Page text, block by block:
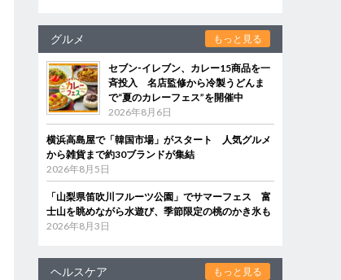
グルメ もっと見る
セブン‐イレブン、カレー15商品を一
斉投入 名店監修から冷製うどんま
で“夏のカレーフェス”を開催中
2026年8月6日
横浜高島屋で「韓国市場」がスタート 人気グルメ
から雑貨まで約30ブランドが集結
2026年8月5日
「山梨県笛吹川フルーツ公園」でサマーフェス 富
士山を眺めながら水遊び、季節限定の桃のかき氷も
2026年8月3日
ヘルスケア もっと見る